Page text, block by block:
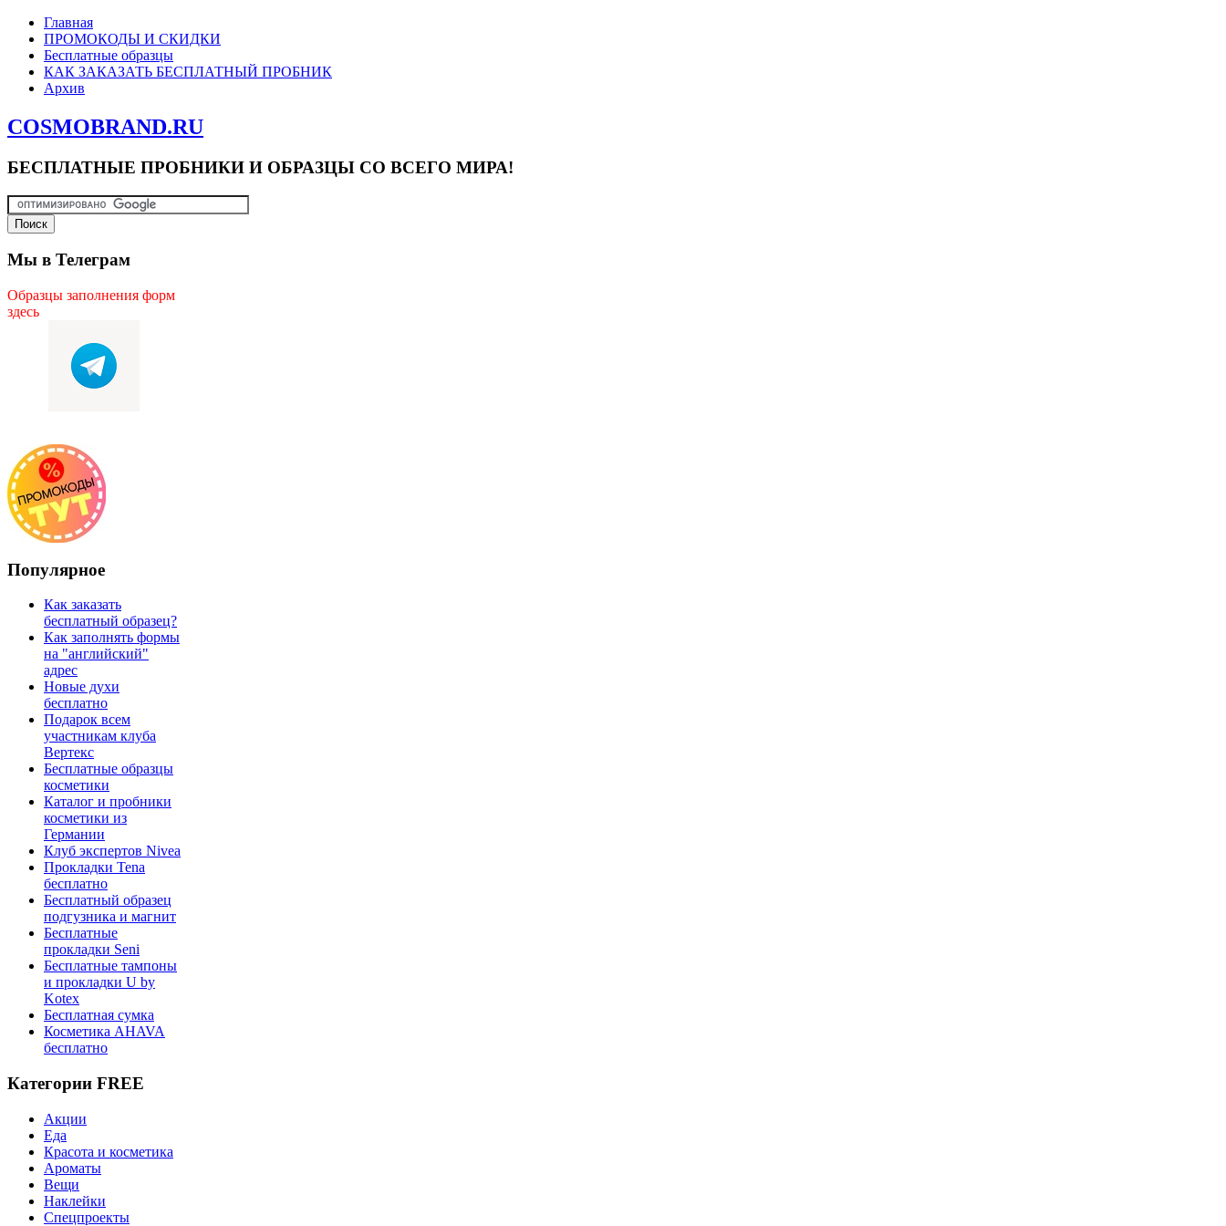
Главная
ПРОМОКОДЫ И СКИДКИ
Бесплатные образцы
КАК ЗАКАЗАТЬ БЕСПЛАТНЫЙ ПРОБНИК
Архив
COSMOBRAND.RU
БЕСПЛАТНЫЕ ПРОБНИКИ И ОБРАЗЦЫ СО ВСЕГО МИРА!
Мы в Телеграм
Образцы заполнения форм
здесь
Популярное
Как заказать
бесплатный образец?
Как заполнять формы
на "английский"
адрес
Новые духи
бесплатно
Подарок всем
участникам клуба
Вертекс
Бесплатные образцы
косметики
Каталог и пробники
косметики из
Германии
Клуб экспертов Nivea
Прокладки Tena
бесплатно
Бесплатный образец
подгузника и магнит
Бесплатные
прокладки Seni
Бесплатные тампоны
и прокладки U by
Kotex
Бесплатная сумка
Косметика AHAVA
бесплатно
Категории FREE
Акции
Еда
Красота и косметика
Ароматы
Вещи
Наклейки
Спецпроекты